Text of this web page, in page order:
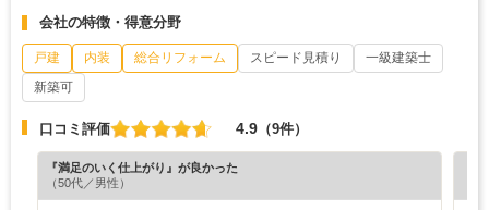
会社の特徴・得意分野
戸建 内装 総合リフォーム スピード見積り
一級建築士
新築可
口コミ評価 4.9 （9件）
『満足のいく仕上がり』が良かった
（50代／男性）